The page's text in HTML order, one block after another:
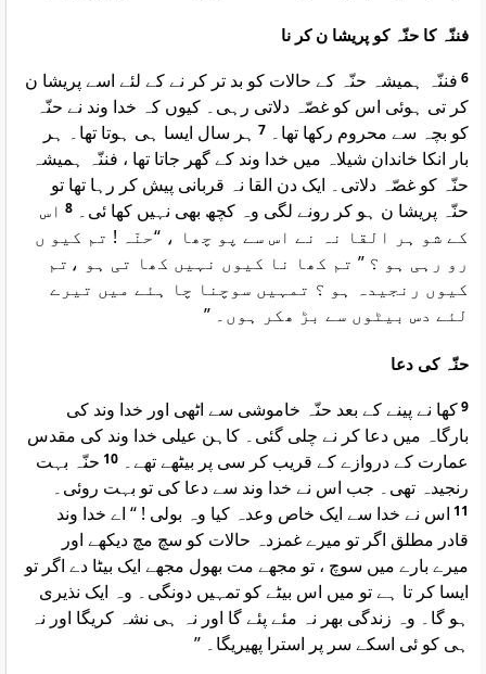
فننّہ کا حنّہ کو پریشا ن کر نا
6 فننّہ ہمیشہ حنّہ کے حالات کو بد تر کر نے کے لئے اسے پریشا ن
کر تی ہوئی اس کو غصّہ دلاتی رہی۔ کیوں کہ خدا وند نے حنّہ
کو بچہ سے محروم رکھا تھا۔ 7 ہر سال ایسا ہی ہوتا تھا۔ ہر
بار انکا خاندان شیلاہ میں خدا وند کے گھر جاتا تھا ، فننّہ ہمیشہ
حنّہ کو غصّہ دلاتی۔ ایک دن القا نہ قربانی پیش کر رہا تھا تو
حنّہ پریشا ن ہو کر رونے لگی وہ کچھ بھی نہیں کھا ئی۔ 8 اس
کے شو ہر القا نہ نے اس سے پو چھا ، “حنّہ ! تم کیو ں
رو رہی ہو ؟ ” تم کھا نا کیوں نہیں کھا تی ہو ،تم
کیوں رنجیدہ ہو ؟ تمہیں سوچنا چا ہئے میں تیرے
لئے دس بیٹوں سے بڑ ھکر ہوں۔ ”
حنّہ کی دعا
9کھا نے پینے کے بعد حنّہ خاموشی سے اٹھی اور خدا وند کی
بارگاہ میں دعا کر نے چلی گئی۔ کاہن عیلی خدا وند کی مقدس
عمارت کے دروازے کے قریب کر سی پر بیٹھے تھے۔ 10 حنّہ بہت
رنجیدہ تھی۔ جب اس نے خدا وند سے دعا کی تو بہت روئی۔
11 اس نے خدا سے ایک خاص وعدہ کیا وہ بولی ! “ اے خدا وند
قادر مطلق اگر تو میرے غمزدہ حالات کو سچ مچ دیکھے اور
میرے بارے میں سوچ ، تو مجھے مت بھول مجھے ایک بیٹا دے اگر تو
ایسا کر تا ہے تو میں اس بیٹے کو تمہیں دونگی۔ وہ ایک نذیری
ہو گا۔ وہ زندگی بھر نہ مئے پئے گا اور نہ ہی نشہ کریگا اور نہ
ہی کو ئی اسکے سر پر استرا پھیریگا۔ ”